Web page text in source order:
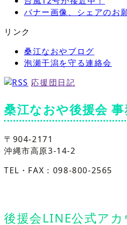
バナー画像、シェアのお
リンク
桑江なおやブログ
泡瀬干潟を守る連絡会
応援団日記
桑江なおや後援会
〒904-2171
沖縄市高原3-14-2
TEL・FAX：098-800-2565
後援会LINE公式アカ